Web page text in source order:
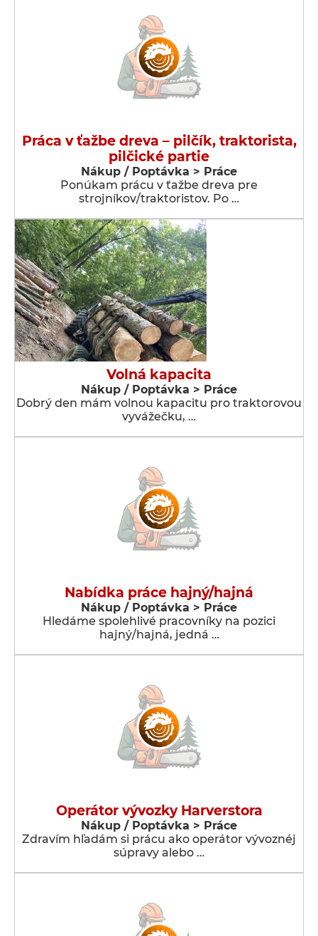
Práca v ťažbe dreva – pilčík, traktorista,
pilčické partie
Nákup / Poptávka > Práce
Ponúkam prácu v ťažbe dreva pre
strojníkov/traktoristov. Po …
Volná kapacita
Nákup / Poptávka > Práce
Dobrý den mám volnou kapacitu pro traktorovou
vyvážečku, …
Nabídka práce hajný/hajná
Nákup / Poptávka > Práce
Hledáme spolehlivé pracovníky na pozici
hajný/hajná, jedná …
Operátor vývozky Harverstora
Nákup / Poptávka > Práce
Zdravím hľadám si prácu ako operátor vývoznéj
súpravy alebo …